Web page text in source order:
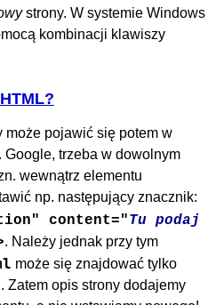
strony. W systemie Windows
kombinacji klawiszy
może pojawić się potem w
trzeba w dowolnym
wewnątrz elementu
np. następujący znacznik:
content="Tu podaj
. Należy jednak przy tym
może się znajdować tylko
Zatem opis strony dodajemy